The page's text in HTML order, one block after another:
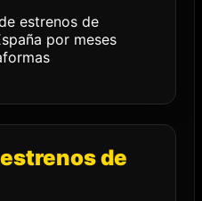
de